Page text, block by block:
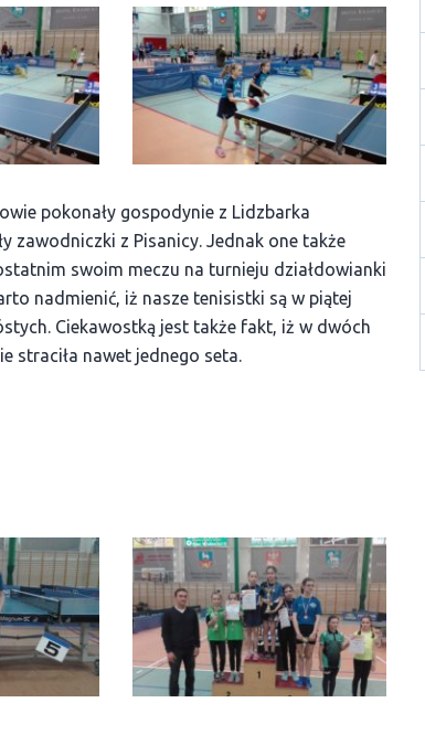
pokonały gospodynie z Lidzbarka
zawodniczki z Pisanicy. Jednak one także
swoim meczu na turnieju działdowianki
nadmienić, iż nasze tenisistki są w piątej
Ciekawostką jest także fakt, iż w dwóch
straciła nawet jednego seta.